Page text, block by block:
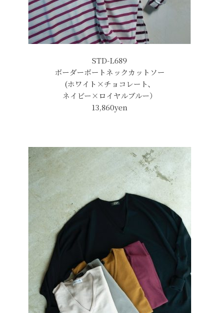
STD-L689
ボーダーボートネックカットソー
(ホワイト×チョコレート、
ネイビー×ロイヤルブルー）
13,860yen